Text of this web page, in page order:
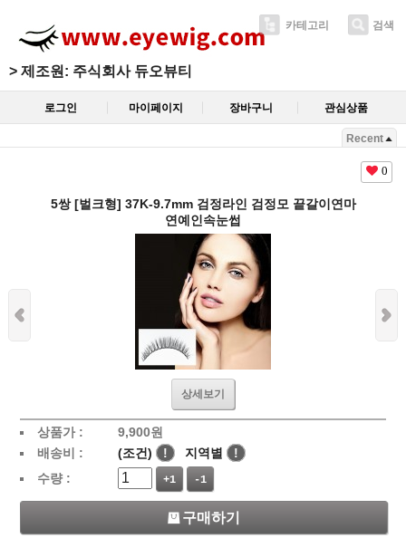
> 제조원: 주식회사 듀오뷰티
카테고리 검색
로그인 마이페이지 장바구니 관심상품
Recent
0
5쌍 [벌크형] 37K-9.7mm 검정라인 검정모 끝갈이연마
연예인속눈썹
상세보기
상품가 : 9,900원
배송비 :
(조건) ! 지역별
!
수량 :
+1 -1
구매하기